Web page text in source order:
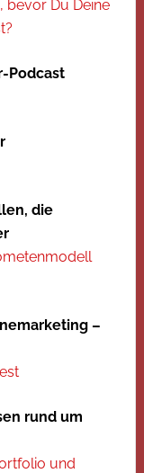
bevor Du Deine
Podcast
die
–
rund um
und